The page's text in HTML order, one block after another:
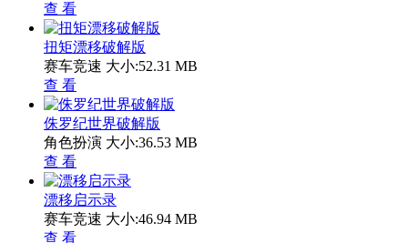
查 看
扭矩漂移破解版
赛车竞速 大小:52.31 MB
查 看
侏罗纪世界破解版
角色扮演 大小:36.53 MB
查 看
漂移启示录
赛车竞速 大小:46.94 MB
查 看